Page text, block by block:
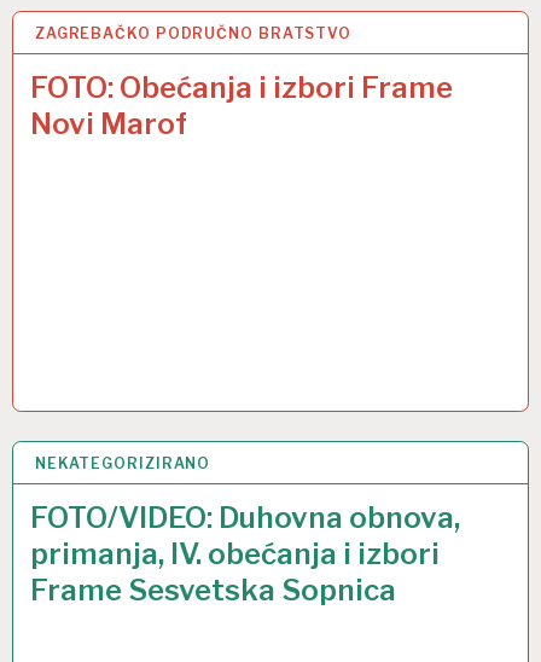
ZAGREBAČKO PODRUČNO BRATSTVO
FOTO: Obećanja i izbori Frame
Novi Marof
25 LIP 2016
NEKATEGORIZIRANO
FOTO/VIDEO: Duhovna obnova,
primanja, IV. obećanja i izbori
Frame Sesvetska Sopnica
22 LIP 2016